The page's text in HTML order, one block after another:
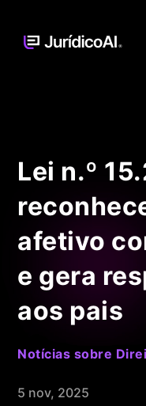
Lei n.º
afetivo
e gera
aos pais
Notícias sobre
5 nov, 2025